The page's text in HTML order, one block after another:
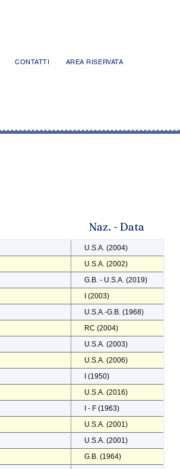
CONTATTI AREA RISERVATA
Naz. - Data
U.S.A. (2004)
U.S.A. (2002)
G.B. - U.S.A. (2019)
I (2003)
U.S.A.-G.B. (1968)
RC (2004)
U.S.A. (2003)
U.S.A. (2006)
I (1950)
U.S.A. (2016)
I - F (1963)
U.S.A. (2001)
U.S.A. (2001)
G.B. (1964)